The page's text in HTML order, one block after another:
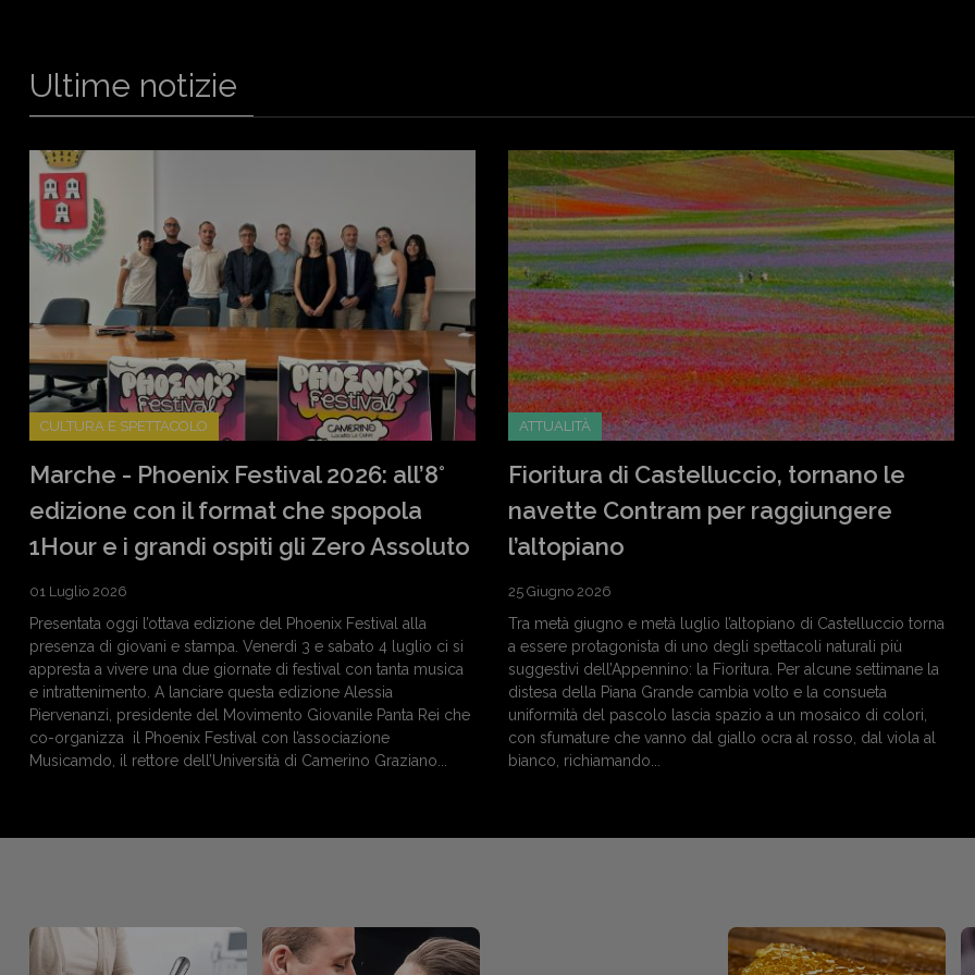
Ultime notizie
CULTURA E SPETTACOLO
Marche - Phoenix Festival 2026: all’8°
edizione con il format che spopola
1Hour e i grandi ospiti gli Zero Assoluto
01 Luglio 2026
Presentata oggi l’ottava edizione del Phoenix Festival alla
presenza di giovani e stampa. Venerdì 3 e sabato 4 luglio ci si
appresta a vivere una due giornate di festival con tanta musica
e intrattenimento. A lanciare questa edizione Alessia
Piervenanzi, presidente del Movimento Giovanile Panta Rei che
co-organizza il Phoenix Festival con l’associazione
Musicamdo, il rettore dell’Università di Camerino Graziano...
ATTUALITÀ
Fioritura di Castelluccio, tornano le
navette Contram per raggiungere
l’altopiano
25 Giugno 2026
Tra metà giugno e metà luglio l’altopiano di Castelluccio torna
a essere protagonista di uno degli spettacoli naturali più
suggestivi dell’Appennino: la Fioritura. Per alcune settimane la
distesa della Piana Grande cambia volto e la consueta
uniformità del pascolo lascia spazio a un mosaico di colori,
con sfumature che vanno dal giallo ocra al rosso, dal viola al
bianco, richiamando...